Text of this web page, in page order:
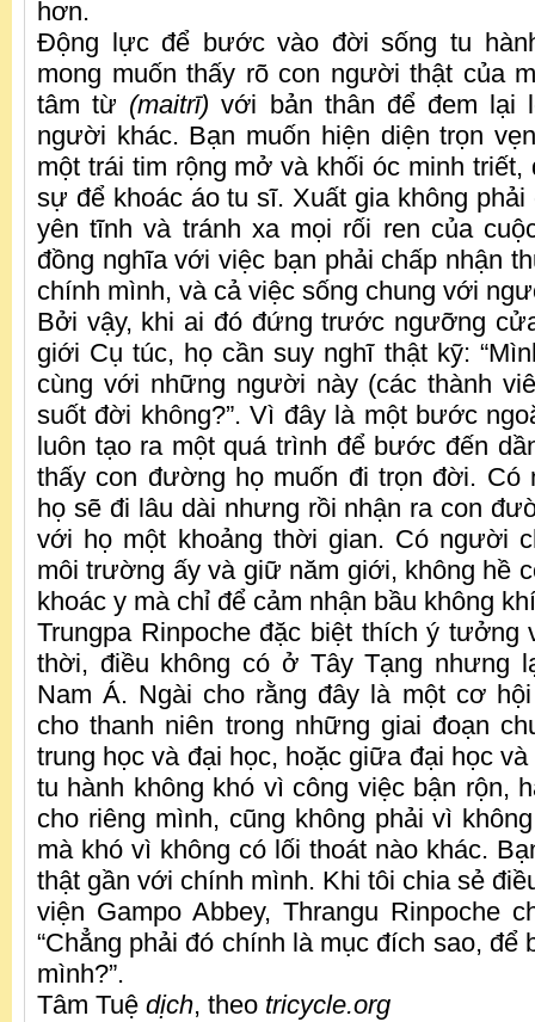
hơn.
Động lực để bước vào đời sống tu
mong muốn thấy rõ con người thật của
tâm từ (maitrī) với bản thân để đem
người khác. Bạn muốn hiện diện trọn
một trái tim rộng mở và khối óc minh
sự để khoác áo tu sĩ. Xuất gia không phải
yên tĩnh và tránh xa mọi rối ren của
đồng nghĩa với việc bạn phải chấp nhận
chính mình, và cả việc sống chung với
Bởi vậy, khi ai đó đứng trước ngưỡng
giới Cụ túc, họ cần suy nghĩ thật kỹ:
cùng với những người này (các thành
suốt đời không?”. Vì đây là một bước
luôn tạo ra một quá trình để bước đến
thấy con đường họ muốn đi trọn đời. Có
họ sẽ đi lâu dài nhưng rồi nhận ra con
với họ một khoảng thời gian. Có người
môi trường ấy và giữ năm giới, không hề
khoác y mà chỉ để cảm nhận bầu không
Trungpa Rinpoche đặc biệt thích ý tưởng
thời, điều không có ở Tây Tạng nhưng
Nam Á. Ngài cho rằng đây là một cơ
cho thanh niên trong những giai đoạn
trung học và đại học, hoặc giữa đại học
tu hành không khó vì công việc bận rộn,
cho riêng mình, cũng không phải vì
mà khó vì không có lối thoát nào khác.
thật gần với chính mình. Khi tôi chia sẻ
viện Gampo Abbey, Thrangu Rinpoche
“Chẳng phải đó chính là mục đích sao, để
mình?”.
Tâm Tuệ dịch, theo tricycle.org